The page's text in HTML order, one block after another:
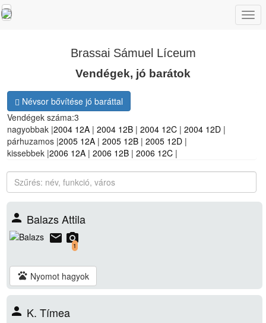
Brassai Sámuel Líceum
Vendégek, jó barátok
Névsor bővítése jó baráttal
Vendégek száma:3
nagyobbak |2004 12A | 2004 12B | 2004 12C | 2004 12D |
párhuzamos |2005 12A | 2005 12B | 2005 12D |
kissebbek |2006 12A | 2006 12B | 2006 12C |
person Balazs Attila
email camera_alt
1
pets Nyomot hagyok
person K. Tímea